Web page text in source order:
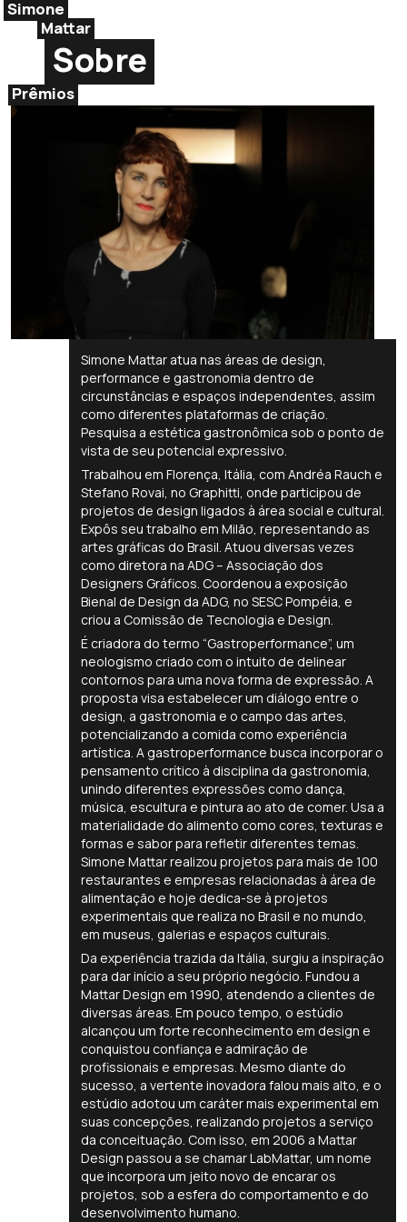
Simone
Mattar
Sobre
Prêmios
Simone Mattar atua nas áreas de design,
performance e gastronomia dentro de
circunstâncias e espaços independentes, assim
como diferentes plataformas de criação.
Pesquisa a estética gastronômica sob o ponto de
vista de seu potencial expressivo.
Trabalhou em Florença, Itália, com Andréa Rauch e
Stefano Rovai, no Graphitti, onde participou de
projetos de design ligados à área social e cultural.
Expôs seu trabalho em Milão, representando as
artes gráficas do Brasil. Atuou diversas vezes
como diretora na ADG – Associação dos
Designers Gráficos. Coordenou a exposição
Bienal de Design da ADG, no SESC Pompéia, e
criou a Comissão de Tecnologia e Design.
É criadora do termo “Gastroperformance”, um
neologismo criado com o intuito de delinear
contornos para uma nova forma de expressão. A
proposta visa estabelecer um diálogo entre o
design, a gastronomia e o campo das artes,
potencializando a comida como experiência
artística. A gastroperformance busca incorporar o
pensamento crítico à disciplina da gastronomia,
unindo diferentes expressões como dança,
música, escultura e pintura ao ato de comer. Usa a
materialidade do alimento como cores, texturas e
formas e sabor para refletir diferentes temas.
Simone Mattar realizou projetos para mais de 100
restaurantes e empresas relacionadas à área de
alimentação e hoje dedica-se à projetos
experimentais que realiza no Brasil e no mundo,
em museus, galerias e espaços culturais.
Da experiência trazida da Itália, surgiu a inspiração
para dar início a seu próprio negócio. Fundou a
Mattar Design em 1990, atendendo a clientes de
diversas áreas. Em pouco tempo, o estúdio
alcançou um forte reconhecimento em design e
conquistou confiança e admiração de
profissionais e empresas. Mesmo diante do
sucesso, a vertente inovadora falou mais alto, e o
estúdio adotou um caráter mais experimental em
suas concepções, realizando projetos a serviço
da conceituação. Com isso, em 2006 a Mattar
Design passou a se chamar LabMattar, um nome
que incorpora um jeito novo de encarar os
projetos, sob a esfera do comportamento e do
desenvolvimento humano.